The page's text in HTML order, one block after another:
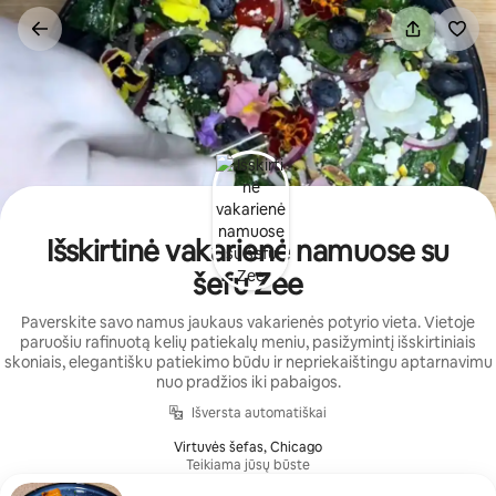
Pereiti
prie
Išskirtinė vakarienė namuose su
šefu Zee
Paverskite savo namus jaukaus vakarienės potyrio vieta. Vietoje
paruošiu rafinuotą kelių patiekalų meniu, pasižymintį išskirtiniais
skoniais, elegantišku patiekimo būdu ir nepriekaištingu aptarnavimu
nuo pradžios iki pabaigos.
Išversta automatiškai
Virtuvės šefas, Chicago
Teikiama jūsų būste